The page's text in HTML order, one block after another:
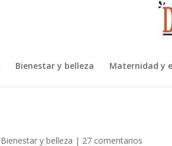
Bienestar y belleza Maternidad y
Bienestar y belleza | 27 comentarios